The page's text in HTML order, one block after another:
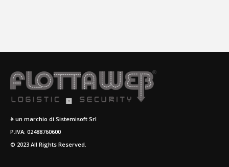
è un marchio di Sistemisoft Srl
P.IVA: 02488760600
© 2023 All Rights Reserved.